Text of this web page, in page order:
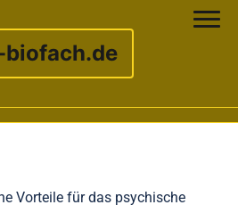
biofach.de
Vorteile für das psychische